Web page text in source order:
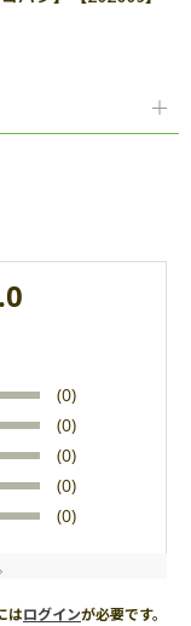
(0)
(0)
(0)
(0)
(0)
はログインが必要です。